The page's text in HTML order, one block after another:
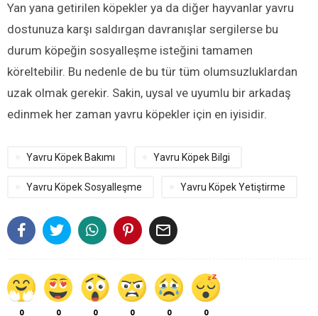

0 0 0 0 0 0
Yan yana getirilen köpekler ya da diğer hayvanlar yavru
dostunuza karşı saldırgan davranışlar sergilerse bu
durum köpeğin sosyalleşme isteğini tamamen
köreltebilir. Bu nedenle de bu tür tüm olumsuzluklardan
uzak olmak gerekir. Sakin, uysal ve uyumlu bir arkadaş
edinmek her zaman yavru köpekler için en iyisidir.
Yavru Köpek Bakımı Yavru Köpek Bilgi
Yavru Köpek Sosyalleşme Yavru Köpek Yetiştirme